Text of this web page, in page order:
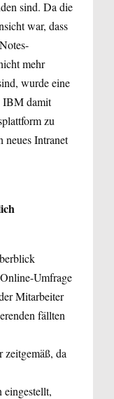
sind. Da die
war, dass
mehr
wurde eine
IBM damit
zu
neues Intranet
Umfrage
Mitarbeiter
fällten
zeitgemäß, da
eingestellt,